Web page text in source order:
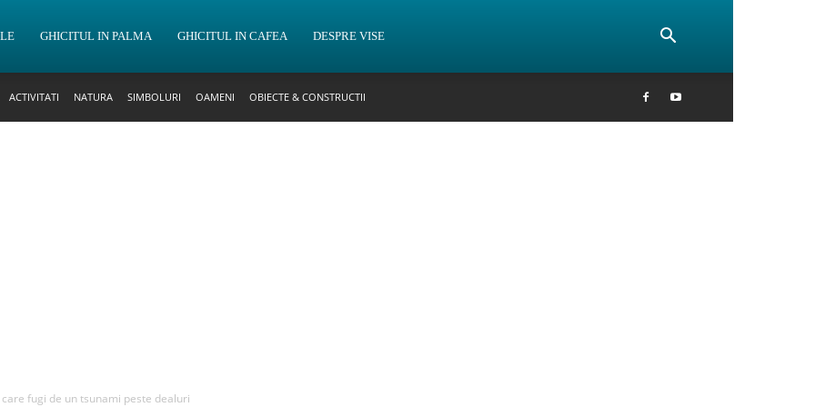
GHICITUL IN PALMA GHICITUL IN CAFEA DESPRE VISE
ACTIVITATI NATURA SIMBOLURI OAMENI OBIECTE & CONSTRUCTII
fugi de un tsunami peste dealuri